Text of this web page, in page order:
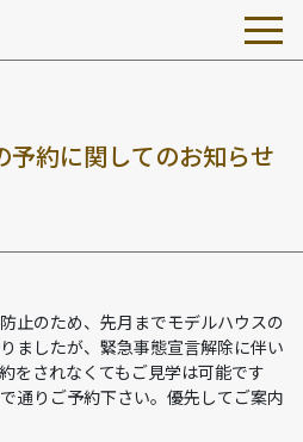
予約に関してのお知らせ
止のため、先月までモデルハウスの
ましたが、緊急事態宣言解除に伴い
をされなくてもご見学は可能です
通りご予約下さい。優先してご案内